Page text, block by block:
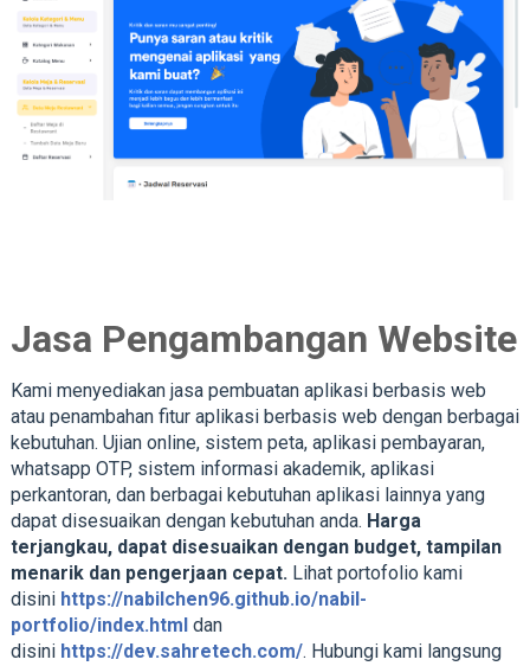
Jasa Pengambangan Website
Kami menyediakan jasa pembuatan aplikasi berbasis web
atau penambahan fitur aplikasi berbasis web dengan berbagai
kebutuhan. Ujian online, sistem peta, aplikasi pembayaran,
whatsapp OTP, sistem informasi akademik, aplikasi
perkantoran, dan berbagai kebutuhan aplikasi lainnya yang
dapat disesuaikan dengan kebutuhan anda. Harga
terjangkau, dapat disesuaikan dengan budget, tampilan
menarik dan pengerjaan cepat. Lihat portofolio kami
disini https://nabilchen96.github.io/nabil-
portfolio/index.htmldan
disini https://dev.sahretech.com/. Hubungi kami langsung